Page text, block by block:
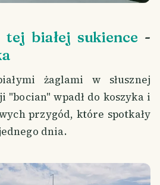
białej sukience -
żaglami w słusznej
"bocian" wpadł do koszyka i
przygód, które spotkały
dnia.